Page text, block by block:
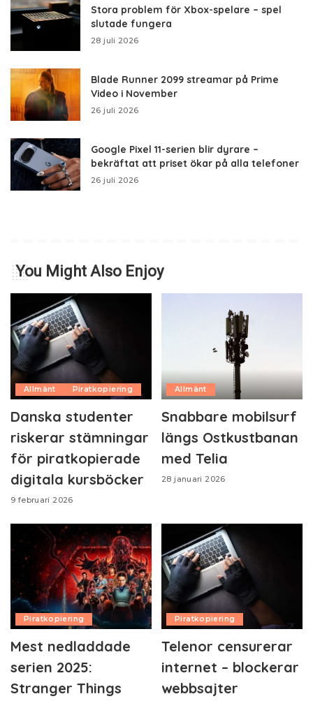
Stora problem för Xbox-spelare – spel
slutade fungera
28 juli 2026
Blade Runner 2099 streamar på Prime
Video i November
26 juli 2026
Google Pixel 11-serien blir dyrare –
bekräftat att priset ökar på alla telefoner
26 juli 2026
You Might Also Enjoy
Allmänt Piratkopiering
Danska studenter
riskerar stämningar
för piratkopierade
digitala kursböcker
9 februari 2026
Allmänt
Snabbare mobilsurf
längs Ostkustbanan
med Telia
28 januari 2026
Piratkopiering
Mest nedladdade
serien 2025:
Stranger Things
Piratkopiering
Telenor censurerar
internet – blockerar
webbsajter